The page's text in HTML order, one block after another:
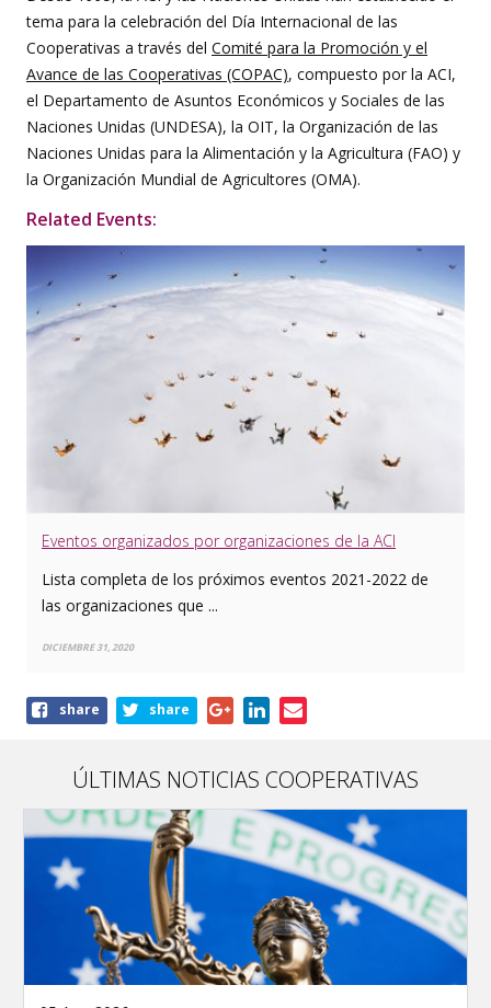
tema para la celebración del Día Internacional de las
Cooperativas a través del Comité para la Promoción y el
Avance de las Cooperativas (COPAC), compuesto por la ACI,
el Departamento de Asuntos Económicos y Sociales de las
Naciones Unidas (UNDESA), la OIT, la Organización de las
Naciones Unidas para la Alimentación y la Agricultura (FAO) y
la Organización Mundial de Agricultores (OMA).
Related Events:
Eventos organizados por organizaciones de la ACI
Lista completa de los próximos eventos 2021-2022 de
las organizaciones que ...
DICIEMBRE 31, 2020
Shareshare share
ÚLTIMAS NOTICIAS COOPERATIVAS